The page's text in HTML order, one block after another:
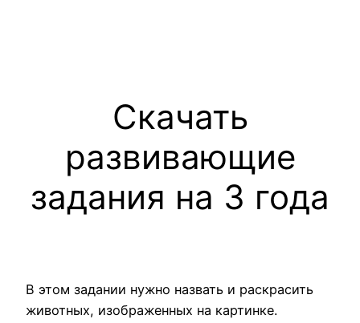
Скачать
развивающие
задания на 3 года
В этом задании нужно назвать и раскрасить
животных, изображенных на картинке.